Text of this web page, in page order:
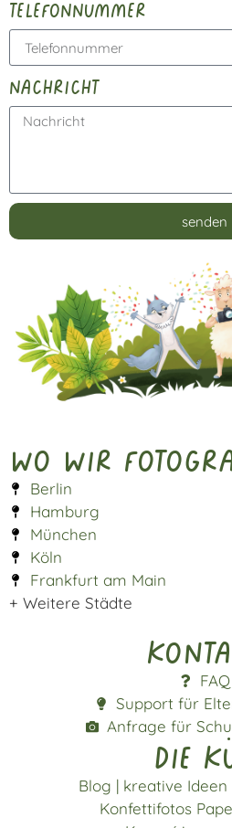
telefonnummer
nachricht
senden
Wo wir
Berlin
Hamburg
München
Köln
Frankfurt am Main
+ Weitere Städte
FAQ
Support für
Anfrage für
die
Blog | kreative
Konfettifotos